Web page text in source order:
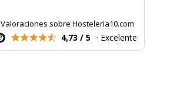
Valoraciones sobre Hosteleria10.com
4,73 / 5 · Excelente